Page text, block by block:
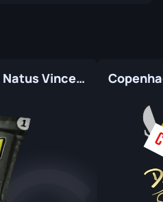
Autograph Capsule | Natus Vincere | Cologne 2015